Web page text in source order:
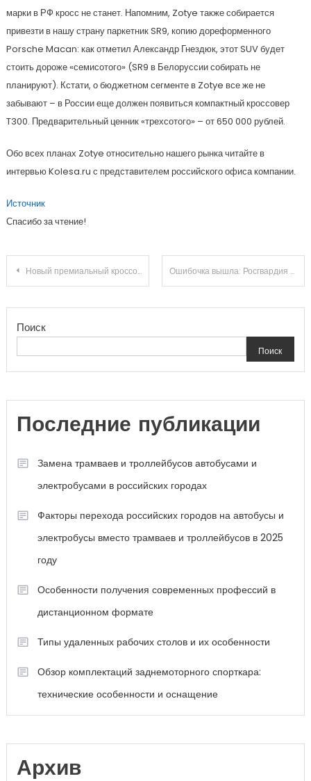
марки в РФ кросс не станет. Напомним, Zotye также собирается
привезти в нашу страну паркетник SR9, копию дореформенного
Porsche Macan: как отметил Александр Гнездюк, этот SUV будет
стоить дороже «семисотого» (SR9 в Белоруссии собирать не
планируют). Кстати, о бюджетном сегменте в Zotye все же не
забывают – в России еще должен появиться компактный кроссовер
T300. Предварительный ценник «трехсотого» – от 650 000 рублей.
Обо всех планах Zotye относительно нашего рынка читайте в
интервью Kolesa.ru с представителем российского офиса компании.
Источник
Спасибо за чтение!
Навигация
записям
Новый премиальный кроссовер из Китая: «тележка» от Тойоты, в соперниках – BMW X5 Ошибочка вышла: Росгвардия не получит часть функций ГИБДД
Поиск
Поиск
Последние публикации
Замена трамваев и троллейбусов автобусами и
электробусами в российских городах
Факторы перехода российских городов на автобусы и
электробусы вместо трамваев и троллейбусов в 2025
году
Особенности получения современных профессий в
дистанционном формате
Типы удаленных рабочих столов и их особенности
Обзор комплектаций заднемоторного спорткара:
технические особенности и оснащение
Архив